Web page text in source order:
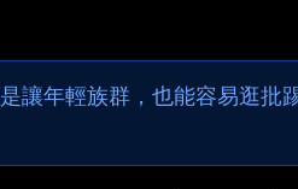
讓年輕族群，也能容易逛批